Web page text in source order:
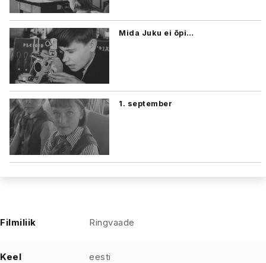
Mida Juku ei õpi…
1. september
Filmiliik Ringvaade
Keel eesti